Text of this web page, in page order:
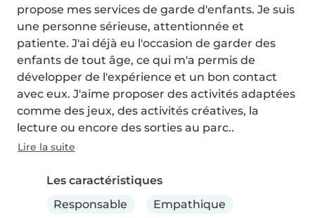
propose mes services de garde d'enfants. Je suis
une personne sérieuse, attentionnée et
patiente. J'ai déjà eu l'occasion de garder des
enfants de tout âge, ce qui m'a permis de
développer de l'expérience et un bon contact
avec eux. J'aime proposer des activités adaptées
comme des jeux, des activités créatives, la
lecture ou encore des sorties au parc..
Lire la suite
Les caractéristiques
Responsable
Empathique